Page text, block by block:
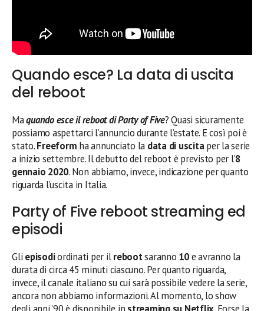
Quando esce? La data di uscita
del reboot
Maquando esce il reboot di Party of Five? Quasi sicuramente
possiamo aspettarci l’annuncio durante l’estate. E così poi è
stato.Freeform ha annunciato la data di uscitaper la serie
a inizio settembre. Il debutto del reboot è previsto per l’8
gennaio 2020. Non abbiamo, invece, indicazione per quanto
riguarda l’uscita in Italia.
Party of Five reboot streaming ed
episodi
Gli episodiordinati per ilrebootsaranno 10e avranno la
durata di circa 45 minuti ciascuno. Per quanto riguarda,
invece, il canale italiano su cui sarà possibile vedere la serie,
ancora non abbiamo informazioni. Al momento, lo show